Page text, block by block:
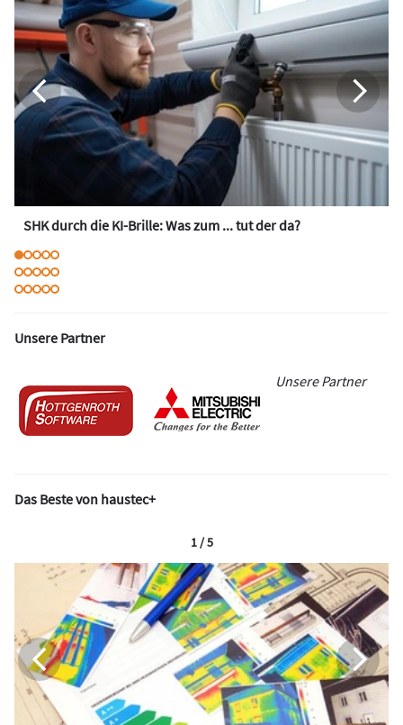
SHK durch die KI-Brille: Was zum ... tut der da?
Unsere Partner
Unsere Partner
Das Beste von haustec+
1 / 5